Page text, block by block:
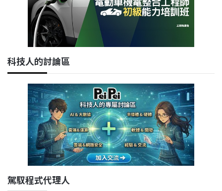
科技人的討論區
駕馭程式代理人